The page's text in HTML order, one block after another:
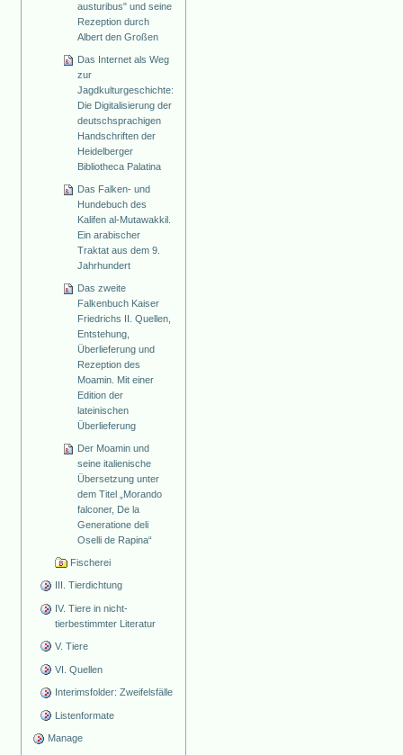
austuribus" und seine
Rezeption durch
Albert den Großen
Das Internet als Weg
zur
Jagdkulturgeschichte:
Die Digitalisierung der
deutschsprachigen
Handschriften der
Heidelberger
Bibliotheca Palatina
Das Falken- und
Hundebuch des
Kalifen al-Mutawakkil.
Ein arabischer
Traktat aus dem 9.
Jahrhundert
Das zweite
Falkenbuch Kaiser
Friedrichs II. Quellen,
Entstehung,
Überlieferung und
Rezeption des
Moamin. Mit einer
Edition der
lateinischen
Überlieferung
Der Moamin und
seine italienische
Übersetzung unter
dem Titel „Morando
falconer, De la
Generatione deli
Oselli de Rapina“
Fischerei
III. Tierdichtung
IV. Tiere in nicht-
tierbestimmter Literatur
V. Tiere
VI. Quellen
Interimsfolder: Zweifelsfälle
Listenformate
Manage